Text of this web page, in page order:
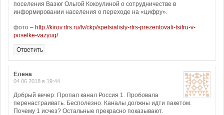
поселения Вазюг Ольгой Кокоулиной о сотрудничестве в
информировании населения о переходе на «цифру».
фото – http://kirov.rtrs.ru/tv/ckp/spetsialisty-rtrs-prezentovali-tsifru-v-
poselke-vazyug/
Ответить
Елена:
04.06.2018 в 19:44
Добрый вечер. Пропал канал Россия 1. Пробовала
перенастраивать. Бесполезно. Каналы должны идти пакетом.
Почему 1 исчез? Остальные прекрасно показывают.